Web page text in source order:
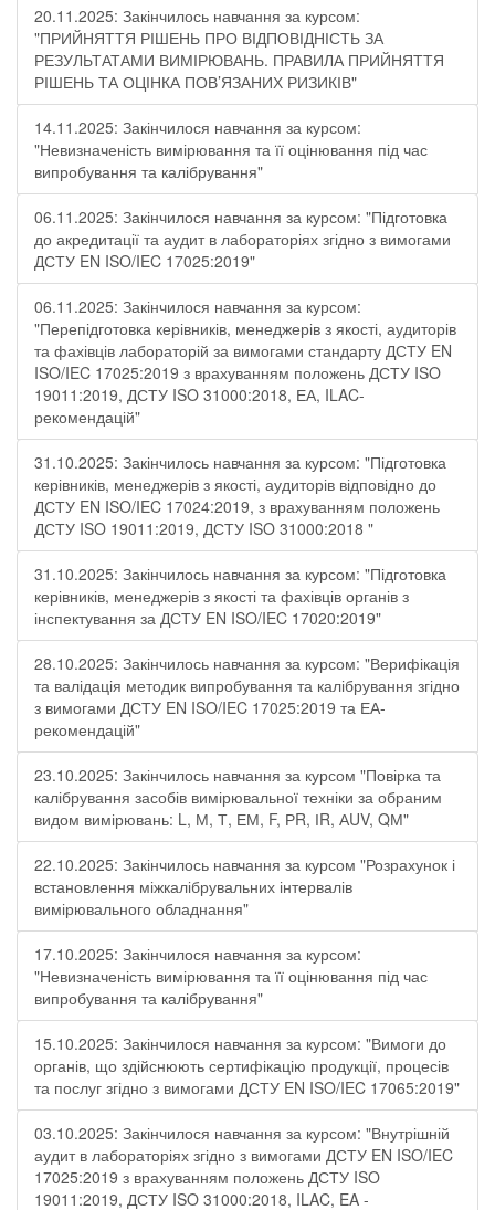
20.11.2025: Закінчилось навчання за курсом:
"ПРИЙНЯТТЯ РІШЕНЬ ПРО ВІДПОВІДНІСТЬ ЗА
РЕЗУЛЬТАТАМИ ВИМІРЮВАНЬ. ПРАВИЛА ПРИЙНЯТТЯ
РІШЕНЬ ТА ОЦІНКА ПОВ’ЯЗАНИХ РИЗИКІВ"
14.11.2025: Закінчилося навчання за курсом:
"Невизначеність вимірювання та її оцінювання під час
випробування та калібрування"
06.11.2025: Закінчилося навчання за курсом: "Підготовка
до акредитації та аудит в лабораторіях згідно з вимогами
ДСТУ EN ISO/IEC 17025:2019"
06.11.2025: Закінчилося навчання за курсом:
"Перепідготовка керівників, менеджерів з якості, аудиторів
та фахівців лабораторій за вимогами стандарту ДСТУ EN
ISO/IEC 17025:2019 з врахуванням положень ДСТУ ISO
19011:2019, ДСТУ ISO 31000:2018, ЕА, ILAC-
рекомендацій"
31.10.2025: Закінчилось навчання за курсом: "Підготовка
керівників, менеджерів з якості, аудиторів відповідно до
ДСТУ EN ISO/IEC 17024:2019, з врахуванням положень
ДСТУ ISO 19011:2019, ДСТУ ISO 31000:2018 "
31.10.2025: Закінчилось навчання за курсом: "Підготовка
керівників, менеджерів з якості та фахівців органів з
інспектування за ДСТУ EN ISO/IEC 17020:2019"
28.10.2025: Закінчилось навчання за курсом: "Верифікація
та валідація методик випробування та калібрування згідно
з вимогами ДСТУ EN ISO/IEC 17025:2019 та ЕА-
рекомендацій"
23.10.2025: Закінчилось навчання за курсом "Повірка та
калібрування засобів вимірювальної техніки за обраним
видом вимірювань: L, М, Т, ЕМ, F, РR, ІR, АUV, QМ"
22.10.2025: Закінчилось навчання за курсом "Розрахунок і
встановлення міжкалібрувальних інтервалів
вимірювального обладнання"
17.10.2025: Закінчилося навчання за курсом:
"Невизначеність вимірювання та її оцінювання під час
випробування та калібрування"
15.10.2025: Закінчилося навчання за курсом: "Вимоги до
органів, що здійснюють сертифікацію продукції, процесів
та послуг згідно з вимогами ДСТУ EN ISO/IEC 17065:2019"
03.10.2025: Закінчилося навчання за курсом: "Внутрішній
аудит в лабораторіях згідно з вимогами ДСТУ EN ISO/IEC
17025:2019 з врахуванням положень ДСТУ ISO
19011:2019, ДСТУ ISO 31000:2018, ILAC, EA -